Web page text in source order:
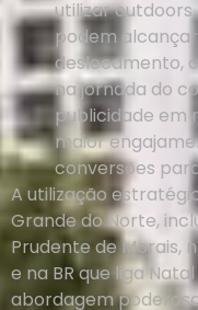
utilizar outdoors
podem
deslocamento,
na jornada do
publicidade em
maior
conversões
A utilização
Grande do Norte,
Prudente de Morais,
e na BR que liga
abordagem